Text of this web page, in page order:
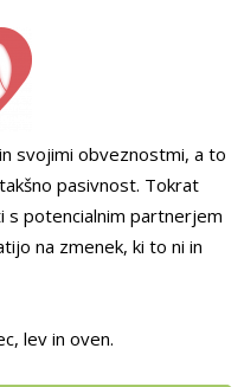
svojimi obveznostmi, a to
pasivnost. Tokrat
s potencialnim partnerjem
na zmenek, ki to ni in
lev in oven.